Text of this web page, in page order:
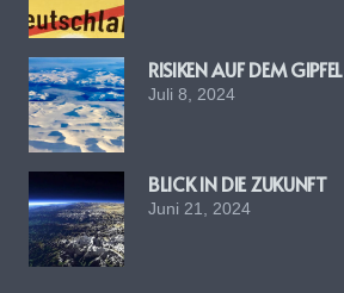
RISIKEN AUF DEM GIPFEL
Juli 8, 2024
BLICK IN DIE ZUKUNFT
Juni 21, 2024